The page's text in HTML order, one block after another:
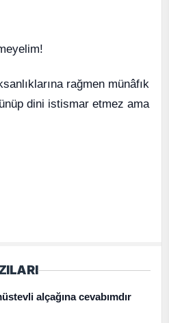
rağmen münâfık
dini istismar etmez ama
alçağına cevabımdır